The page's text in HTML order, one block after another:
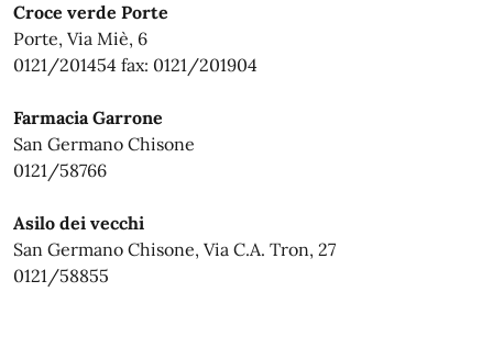
Croce verde Porte
Porte, Via Miè, 6
0121/201454 fax: 0121/201904
Farmacia Garrone
San Germano Chisone
0121/58766
Asilo dei vecchi
San Germano Chisone, Via C.A. Tron, 27
0121/58855